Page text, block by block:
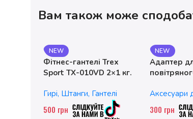
Вам також може
NEW
Фітнес-гантелі Trex
Sport TX-010VD 2×1 кг.
Гирі, Штанги, Гантелі
500 грн
NEW
Адаптер
Аксесуари
300 грн